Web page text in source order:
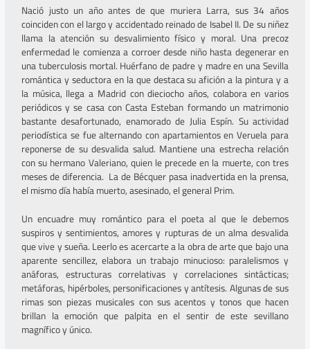
Nació justo un año antes de que muriera Larra, sus 34 años
coinciden con el largo y accidentado reinado de Isabel II. De su niñez
llama la atención su desvalimiento físico y moral. Una precoz
enfermedad le comienza a corroer desde niño hasta degenerar en
una tuberculosis mortal. Huérfano de padre y madre en una Sevilla
romántica y seductora en la que destaca su afición a la pintura y a
la música, llega a Madrid con dieciocho años, colabora en varios
periódicos y se casa con Casta Esteban formando un matrimonio
bastante desafortunado, enamorado de Julia Espín. Su actividad
periodística se fue alternando con apartamientos en Veruela para
reponerse de su desvalida salud. Mantiene una estrecha relación
con su hermano Valeriano, quien le precede en la muerte, con tres
meses de diferencia. La de Bécquer pasa inadvertida en la prensa,
el mismo día había muerto, asesinado, el general Prim.
Un encuadre muy romántico para el poeta al que le debemos
suspiros y sentimientos, amores y rupturas de un alma desvalida
que vive y sueña. Leerlo es acercarte a la obra de arte que bajo una
aparente sencillez, elabora un trabajo minucioso: paralelismos y
anáforas, estructuras correlativas y correlaciones sintácticas;
metáforas, hipérboles, personificaciones y antítesis. Algunas de sus
rimas son piezas musicales con sus acentos y tonos que hacen
brillan la emoción que palpita en el sentir de este sevillano
magnífico y único.